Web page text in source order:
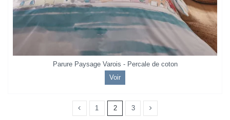
Parure Paysage Varois - Percale de coton
Voir
1 2 3